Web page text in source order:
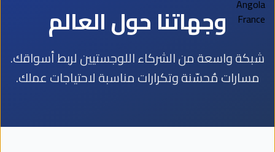
وجهاتنا حول العالم
شبكة واسعة من الشركاء اللوجستيين لربط أسواقك.
مسارات مُحسّنة وتكرارات مناسبة لاحتياجات عملك.